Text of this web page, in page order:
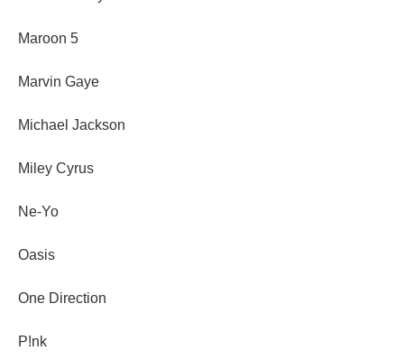
Maroon 5
Marvin Gaye
Michael Jackson
Miley Cyrus
Ne-Yo
Oasis
One Direction
P!nk